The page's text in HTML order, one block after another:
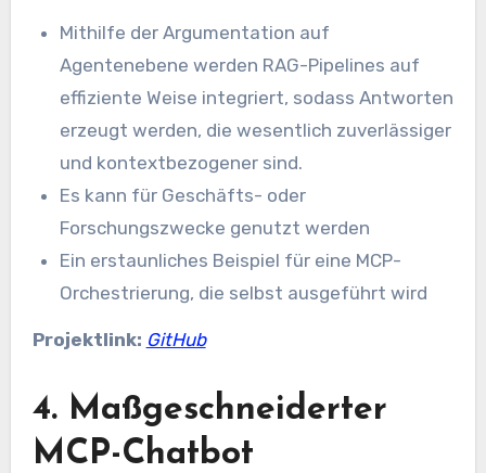
Mithilfe der Argumentation auf
Agentenebene werden RAG-Pipelines auf
effiziente Weise integriert, sodass Antworten
erzeugt werden, die wesentlich zuverlässiger
und kontextbezogener sind.
Es kann für Geschäfts- oder
Forschungszwecke genutzt werden
Ein erstaunliches Beispiel für eine MCP-
Orchestrierung, die selbst ausgeführt wird
Projektlink: GitHub
4. Maßgeschneiderter
MCP-Chatbot